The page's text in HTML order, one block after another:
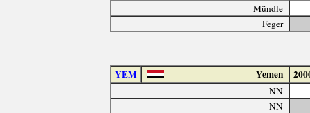
Mündle
Feger
YEM Yemen
NN
NN